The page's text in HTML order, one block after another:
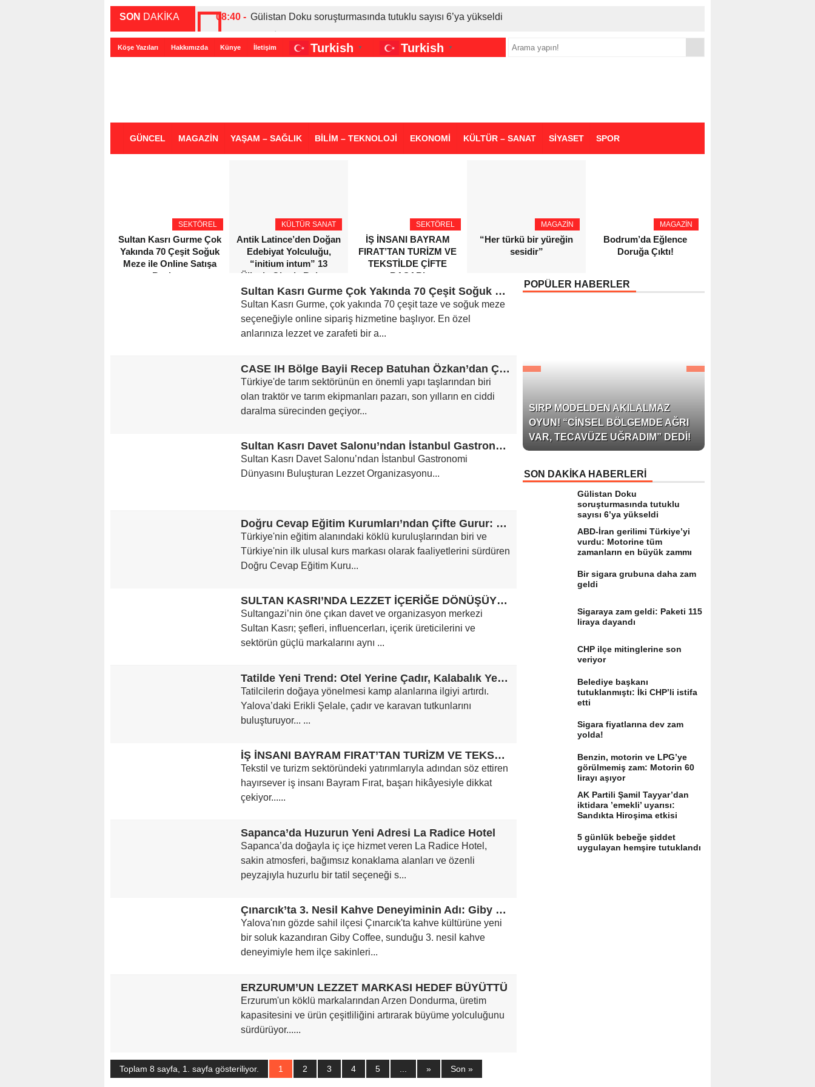
SON DAKİKA 08:40 - Gülistan Doku soruşturmasında tutuklu sayısı 6’ya yükseldi
00:27 - ABD-İran gerilimi Türkiye’yi vurdu: Motorine tüm zamanların en büyük zammı
00:35 - Bir sigara grubuna daha zam geldi
Köşe Yazıları Hakkımızda Künye İletişim Turkish ▼ Turkish ▼
GÜNCEL MAGAZİN YAŞAM – SAĞLIK BİLİM – TEKNOLOJİ EKONOMİ KÜLTÜR – SANAT SİYASET SPOR
SEKTÖREL
Sultan Kasrı Gurme Çok
Yakında 70 Çeşit Soğuk
Meze ile Online Satışa
Başlıyor
KÜLTÜR SANAT
Antik Latince’den Doğan
Edebiyat Yolculuğu,
“initium intum” 13
Ülkede Okurla Buluştu
SEKTÖREL
İŞ İNSANI BAYRAM
FIRAT’TAN TURİZM VE
TEKSTİLDE ÇİFTE
BAŞARI
MAGAZİN
“Her türkü bir yüreğin
sesidir”
MAGAZİN
Bodrum’da Eğlence
Doruğa Çıktı!
Sultan Kasrı Gurme Çok Yakında 70 Çeşit Soğuk Meze ile Online Satışa Başlıyor
Sultan Kasrı Gurme, çok yakında 70 çeşit taze ve soğuk meze
seçeneğiyle online sipariş hizmetine başlıyor. En özel
anlarınıza lezzet ve zarafeti bir a...
CASE IH Bölge Bayii Recep Batuhan Özkan’dan Çarpıcı Traktör Piyasası Analizi: “Türkiye Traktör Pazarı Tarihinin En Zorlu Dönemlerinden Birini Yaşıyor”
Türkiye'de tarım sektörünün en önemli yapı taşlarından biri
olan traktör ve tarım ekipmanları pazarı, son yılların en ciddi
daralma sürecinden geçiyor...
Sultan Kasrı Davet Salonu’ndan İstanbul Gastronomi Dünyasını Buluşturan Lezzet Organizasyonu
Sultan Kasrı Davet Salonu’ndan İstanbul Gastronomi
Dünyasını Buluşturan Lezzet Organizasyonu...
Doğru Cevap Eğitim Kurumları’ndan Çifte Gurur: LGS Türkiye Birinciliği, YKS’de İlk 1000’e 8 Öğrenci
Türkiye'nin eğitim alanındaki köklü kuruluşlarından biri ve
Türkiye'nin ilk ulusal kurs markası olarak faaliyetlerini sürdüren
Doğru Cevap Eğitim Kuru...
SULTAN KASRI’NDA LEZZET İÇERİĞE DÖNÜŞÜYOR
Sultangazi’nin öne çıkan davet ve organizasyon merkezi
Sultan Kasrı; şefleri, influencerları, içerik üreticilerini ve
sektörün güçlü markalarını aynı ...
Tatilde Yeni Trend: Otel Yerine Çadır, Kalabalık Yerine Doğa
Tatilcilerin doğaya yönelmesi kamp alanlarına ilgiyi artırdı.
Yalova’daki Erikli Şelale, çadır ve karavan tutkunlarını
buluşturuyor... ...
İŞ İNSANI BAYRAM FIRAT’TAN TURİZM VE TEKSTİLDE ÇİFTE BAŞARI
Tekstil ve turizm sektöründeki yatırımlarıyla adından söz ettiren
hayırsever iş insanı Bayram Fırat, başarı hikâyesiyle dikkat
çekiyor......
Sapanca’da Huzurun Yeni Adresi La Radice Hotel
Sapanca’da doğayla iç içe hizmet veren La Radice Hotel,
sakin atmosferi, bağımsız konaklama alanları ve özenli
peyzajıyla huzurlu bir tatil seçeneği s...
Çınarcık’ta 3. Nesil Kahve Deneyiminin Adı: Giby Coffee
Yalova'nın gözde sahil ilçesi Çınarcık'ta kahve kültürüne yeni
bir soluk kazandıran Giby Coffee, sunduğu 3. nesil kahve
deneyimiyle hem ilçe sakinleri...
ERZURUM’UN LEZZET MARKASI HEDEF BÜYÜTTÜ
Erzurum'un köklü markalarından Arzen Dondurma, üretim
kapasitesini ve ürün çeşitliliğini artırarak büyüme yolculuğunu
sürdürüyor......
Toplam 8 sayfa, 1. sayfa gösteriliyor. 1 2 3 4 5 » Son »
POPÜLER HABERLER
SIRP MODELDEN AKILALMAZ
OYUN! “CINSEL BÖLGEMDE AĞRI
VAR, TECAVÜZE UĞRADIM” DEDI!
SON DAKİKA HABERLERİ
Gülistan Doku
soruşturmasında tutuklu
sayısı 6’ya yükseldi
ABD-İran gerilimi Türkiye’yi
vurdu: Motorine tüm
zamanların en büyük zammı
Bir sigara grubuna daha zam
geldi
Sigaraya zam geldi: Paketi 115
liraya dayandı
CHP ilçe mitinglerine son
veriyor
Belediye başkanı
tutuklanmıştı: İki CHP’li istifa
etti
Sigara fiyatlarına dev zam
yolda!
Benzin, motorin ve LPG’ye
görülmemiş zam: Motorin 60
lirayı aşıyor
AK Partili Şamil Tayyar’dan
iktidara ’emekli’ uyarısı:
Sandıkta Hiroşima etkisi
5 günlük bebeğe şiddet
uygulayan hemşire tutuklandı